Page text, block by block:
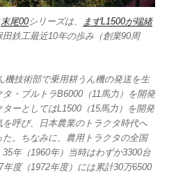
末尾00 シリーズは、
まずL1500が端緒
鉄工最近10年の歩み（創業90周
機技術部で乗用耕うん機の発送を生
・ブルトラB6000（11馬力）を開発
ーとしてはL1500（15馬力）を開発
呼び、日本農業のトラクタ時代へ
。ちなみに、農用トラクタの全国
年（1960年）当時はわずか3300台
度（1972年度）には累計30万6500